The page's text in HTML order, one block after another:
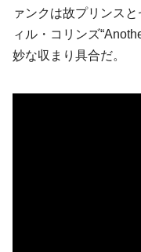
ァンクは故プリンス
ィル・コリンズ
妙な収まり具合だ。